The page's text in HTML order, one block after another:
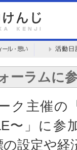
ーラムに
ク主催の
〜」に
の設定や